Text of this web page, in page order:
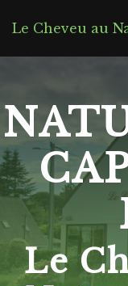
Le Cheveu au
Le